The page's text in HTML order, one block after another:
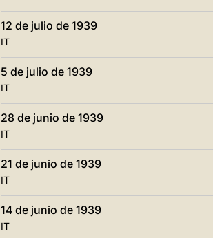
12 de julio de 1939
IT
5 de julio de 1939
IT
28 de junio de 1939
IT
21 de junio de 1939
IT
14 de junio de 1939
IT